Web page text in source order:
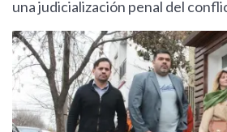
una judicialización penal del